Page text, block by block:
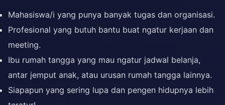
Mahasiswa/i yang punya banyak tugas dan organisasi.
Profesional yang butuh bantu buat ngatur kerjaan dan
meeting.
Ibu rumah tangga yang mau ngatur jadwal belanja,
antar jemput anak, atau urusan rumah tangga lainnya.
Siapapun yang sering lupa dan pengen hidupnya lebih